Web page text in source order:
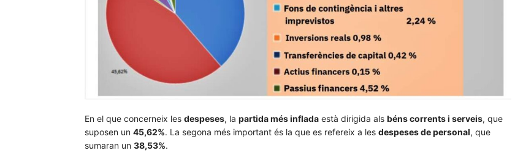
En el que concerneix les despeses, la partida més inflada està dirigida als béns corrents i serveis, que
suposen un 45,62%. La segona més important és la que es refereix a les despeses de personal, que
sumaran un 38,53%.